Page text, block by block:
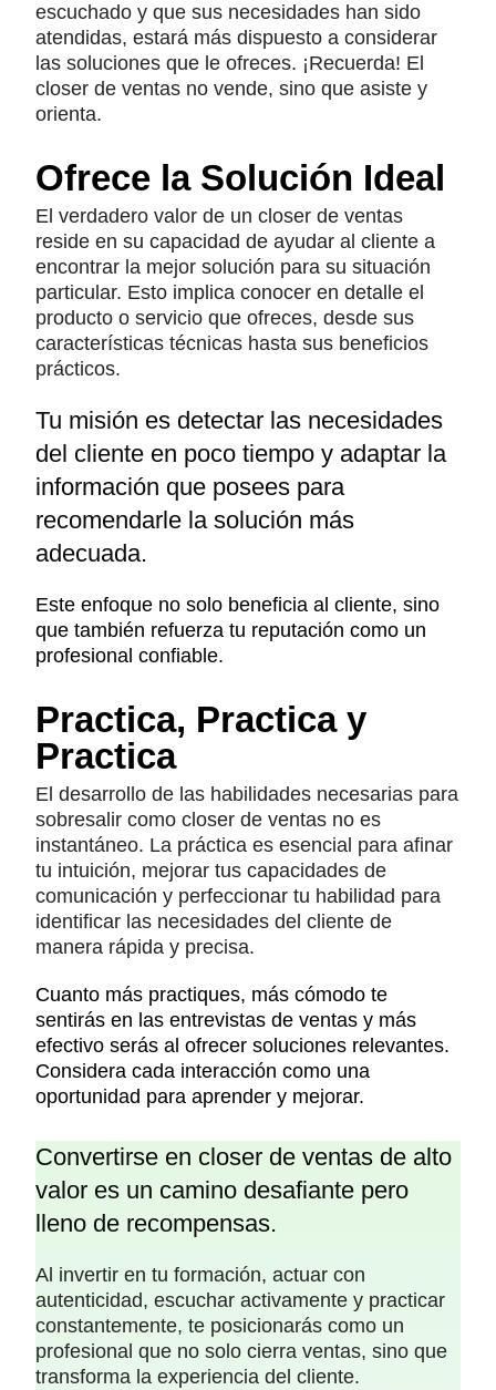
escuchado y que sus necesidades han sido
atendidas, estará más dispuesto a considerar
las soluciones que le ofreces. ¡Recuerda! El
closer de ventas no vende, sino que asiste y
orienta.
Ofrece la Solución Ideal
El verdadero valor de un closer de ventas
reside en su capacidad de ayudar al cliente a
encontrar la mejor solución para su situación
particular. Esto implica conocer en detalle el
producto o servicio que ofreces, desde sus
características técnicas hasta sus beneficios
prácticos.
Tu misión es detectar las necesidades
del cliente en poco tiempo y adaptar la
información que posees para
recomendarle la solución más
adecuada.
Este enfoque no solo beneficia al cliente, sino
que también refuerza tu reputación como un
profesional confiable.
Practica, Practica y
Practica
El desarrollo de las habilidades necesarias para
sobresalir como closer de ventas no es
instantáneo. La práctica es esencial para afinar
tu intuición, mejorar tus capacidades de
comunicación y perfeccionar tu habilidad para
identificar las necesidades del cliente de
manera rápida y precisa.
Cuanto más practiques, más cómodo te
sentirás en las entrevistas de ventas y más
efectivo serás al ofrecer soluciones relevantes.
Considera cada interacción como una
oportunidad para aprender y mejorar.
Convertirse en closer de ventas de alto
valor es un camino desafiante pero
lleno de recompensas.
Al invertir en tu formación, actuar con
autenticidad, escuchar activamente y practicar
constantemente, te posicionarás como un
profesional que no solo cierra ventas, sino que
transforma la experiencia del cliente.